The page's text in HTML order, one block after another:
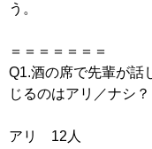
う。
＝＝＝＝＝＝＝
Q1.酒の席で先輩が話
じるのはアリ／ナシ？
アリ 12人